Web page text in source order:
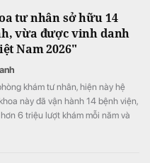
tư nhân sở hữu 14
vừa được vinh danh
Nam 2026"
khám tư nhân, hiện này hệ
này đã vận hành 14 bệnh viện,
6 triệu lượt khám mỗi năm và